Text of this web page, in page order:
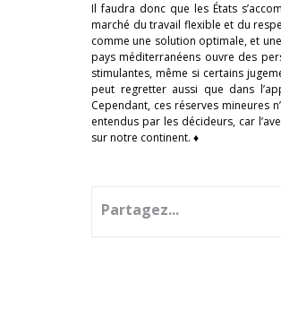
Il faudra donc que les États
marché du travail flexible et du
comme une solution optimale, et
pays méditerranéens ouvre des
stimulantes, même si certains
peut regretter aussi que dans
Cependant, ces réserves mineures
entendus par les décideurs, car
sur notre continent. ♦
Partagez...